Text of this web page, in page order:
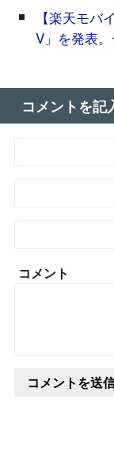
【楽天モバ
V」を発表
コメントを記
コメント